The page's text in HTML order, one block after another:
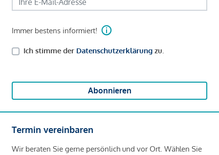
Immer bestens informiert!
Ich stimme der Datenschutzerklärung zu.
Abonnieren
Termin vereinbaren
Wir beraten Sie gerne persönlich und vor Ort. Wählen Sie